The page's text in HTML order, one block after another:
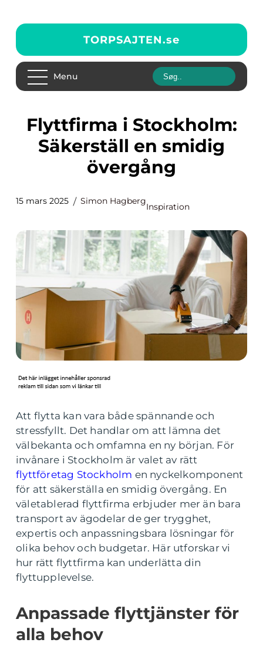
TORPSAJTEN.se
Menu
Flyttfirma i Stockholm:
Säkerställ en smidig
övergång
15 mars 2025 Simon Hagberg
Inspiration
Att flytta kan vara både spännande och
stressfyllt. Det handlar om att lämna det
välbekanta och omfamna en ny början. För
invånare i Stockholm är valet av rätt
flyttföretag Stockholm en nyckelkomponent
för att säkerställa en smidig övergång. En
väletablerad flyttfirma erbjuder mer än bara
transport av ägodelar de ger trygghet,
expertis och anpassningsbara lösningar för
olika behov och budgetar. Här utforskar vi
hur rätt flyttfirma kan underlätta din
flyttupplevelse.
Anpassade flyttjänster för
alla behov